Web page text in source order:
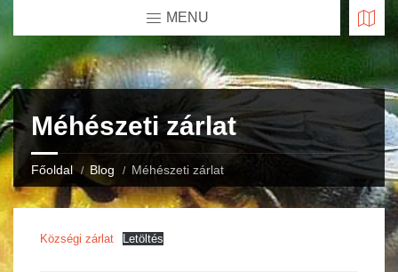
MENU
Méhészeti zárlat
Főoldal Blog Méhészeti zárlat
Községi zárlat Letöltés